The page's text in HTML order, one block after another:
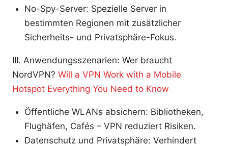
No-Spy-Server: Spezielle Server in
bestimmten Regionen mit zusätzlicher
Sicherheits- und Privatsphäre-Fokus.
III. Anwendungsszenarien: Wer braucht
NordVPN? Will a VPN Work with a Mobile
Hotspot Everything You Need to Know
Öffentliche WLANs absichern: Bibliotheken,
Flughäfen, Cafés – VPN reduziert Risiken.
Datenschutz und Privatsphäre: Verhindert